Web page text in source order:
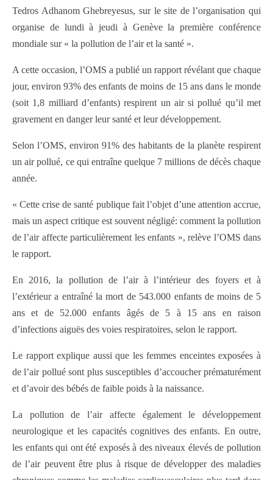
Tedros Adhanom Ghebreyesus, sur le site de l’organisation qui
organise de lundi à jeudi à Genève la première conférence
mondiale sur « la pollution de l’air et la santé ».
A cette occasion, l’OMS a publié un rapport révélant que chaque
jour, environ 93% des enfants de moins de 15 ans dans le monde
(soit 1,8 milliard d’enfants) respirent un air si pollué qu’il met
gravement en danger leur santé et leur développement.
Selon l’OMS, environ 91% des habitants de la planète respirent
un air pollué, ce qui entraîne quelque 7 millions de décès chaque
année.
« Cette crise de santé publique fait l’objet d’une attention accrue,
mais un aspect critique est souvent négligé: comment la pollution
de l’air affecte particulièrement les enfants », relève l’OMS dans
le rapport.
En 2016, la pollution de l’air à l’intérieur des foyers et à
l’extérieur a entraîné la mort de 543.000 enfants de moins de 5
ans et de 52.000 enfants âgés de 5 à 15 ans en raison
d’infections aiguës des voies respiratoires, selon le rapport.
Le rapport explique aussi que les femmes enceintes exposées à
de l’air pollué sont plus susceptibles d’accoucher prématurément
et d’avoir des bébés de faible poids à la naissance.
La pollution de l’air affecte également le développement
neurologique et les capacités cognitives des enfants. En outre,
les enfants qui ont été exposés à des niveaux élevés de pollution
de l’air peuvent être plus à risque de développer des maladies